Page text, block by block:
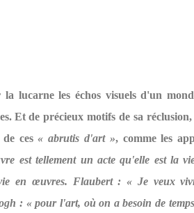
lucarne les échos visuels d'un
Et de précieux motifs de sa
de ces« abrutis d'art », comme les
est tellement un acte qu'elle est la
en œuvres. Flaubert : « Je veux
: « pour l'art, où on a besoin de